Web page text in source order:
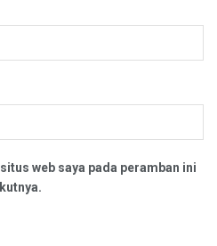
web saya pada peramban ini